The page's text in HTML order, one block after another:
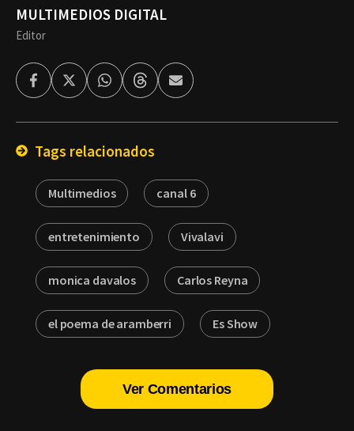
MULTIMEDIOS DIGITAL
Editor
FacebookTwitterWhatsappThreadsEnviar
por
Tags relacionados
Multimedios canal 6
entretenimiento Vivalavi
monica davalos Carlos Reyna
el poema de aramberri Es Show
Ver Comentarios